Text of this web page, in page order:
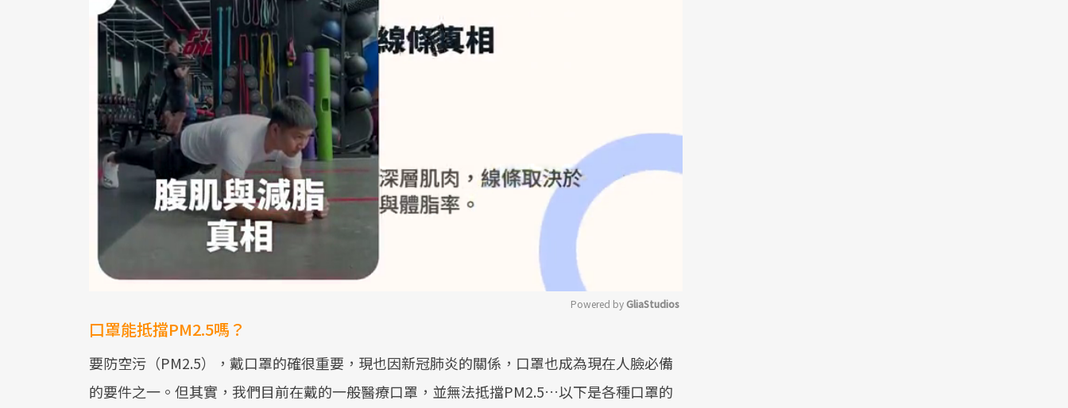
Powered by GliaStudios
口罩能抵擋PM2.5嗎？
要防空污（PM2.5），戴口罩的確很重要，現也因新冠肺炎的關係，口罩也成為現在人臉必備
的要件之一。但其實，我們目前在戴的一般醫療口罩，並無法抵擋PM2.5…以下是各種口罩的